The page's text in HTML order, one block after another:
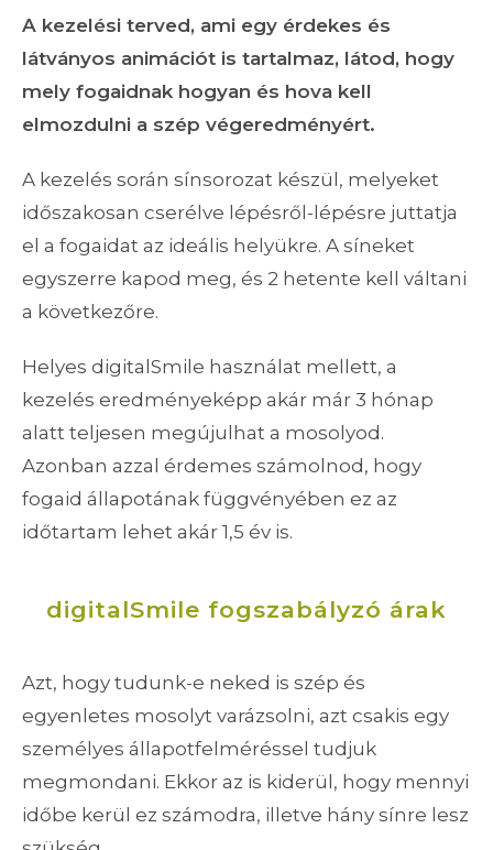
A kezelési terved, ami egy érdekes és
látványos animációt is tartalmaz, látod, hogy
mely fogaidnak hogyan és hova kell
elmozdulni a szép végeredményért.
A kezelés során sínsorozat készül, melyeket
időszakosan cserélve lépésről-lépésre juttatja
el a fogaidat az ideális helyükre. A síneket
egyszerre kapod meg, és 2 hetente kell váltani
a következőre.
Helyes digitalSmile használat mellett, a
kezelés eredményeképp akár már 3 hónap
alatt teljesen megújulhat a mosolyod.
Azonban azzal érdemes számolnod, hogy
fogaid állapotának függvényében ez az
időtartam lehet akár 1,5 év is.
digitalSmile fogszabályzó árak
Azt, hogy tudunk-e neked is szép és
egyenletes mosolyt varázsolni, azt csakis egy
személyes állapotfelméréssel tudjuk
megmondani. Ekkor az is kiderül, hogy mennyi
időbe kerül ez számodra, illetve hány sínre lesz